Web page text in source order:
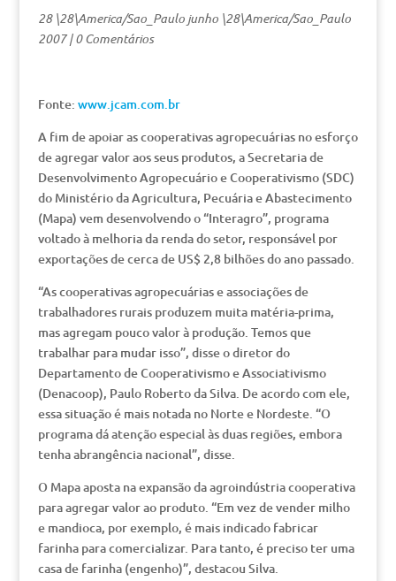
28 \28\America/Sao_Paulo junho \28\America/Sao_Paulo
2007|0 Comentários
Fonte: www.jcam.com.br
A fim de apoiar as cooperativas agropecuárias no esforço
de agregar valor aos seus produtos, a Secretaria de
Desenvolvimento Agropecuário e Cooperativismo (SDC)
do Ministério da Agricultura, Pecuária e Abastecimento
(Mapa) vem desenvolvendo o “Interagro”, programa
voltado à melhoria da renda do setor, responsável por
exportações de cerca de US$ 2,8 bilhões do ano passado.
“As cooperativas agropecuárias e associações de
trabalhadores rurais produzem muita matéria-prima,
mas agregam pouco valor à produção. Temos que
trabalhar para mudar isso”, disse o diretor do
Departamento de Cooperativismo e Associativismo
(Denacoop), Paulo Roberto da Silva. De acordo com ele,
essa situação é mais notada no Norte e Nordeste. “O
programa dá atenção especial às duas regiões, embora
tenha abrangência nacional”, disse.
O Mapa aposta na expansão da agroindústria cooperativa
para agregar valor ao produto. “Em vez de vender milho
e mandioca, por exemplo, é mais indicado fabricar
farinha para comercializar. Para tanto, é preciso ter uma
casa de farinha (engenho)”, destacou Silva.